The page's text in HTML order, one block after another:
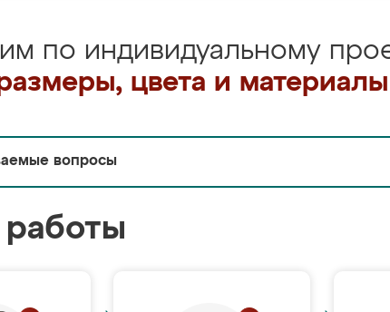
по индивидуальному
цвета и материалы
вопросы